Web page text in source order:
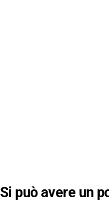
Si può avere un